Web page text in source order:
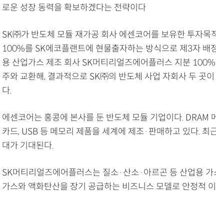
로운 성장 동력을 확보하겠다는 전략이다
SK㈜가 반도체 모듈 재가공 회사 에센코어를 보유한 투자목
100%를 SK에코플랜트에 현물출자하는 방식으로 제3자 배
용 산업가스 제조 회사 SK머티리얼즈에어플러스 지분
주와 교환해, 결과적으로 SK㈜의 반도체 사업 자회사 두 곳
다.
에센코어는 홍콩에 본사를 둔 반도체 모듈 기업이다. DRAM
카드, USB 등 메모리 제품을 세계에 제조·판매하고 있다. 최
대가 기대된다.
SK머티리얼즈에어플러스는 질소·산소·아르곤 등 산업용
가스와 액화탄산을 장기 공급하는 비즈니스 모델로 안정적